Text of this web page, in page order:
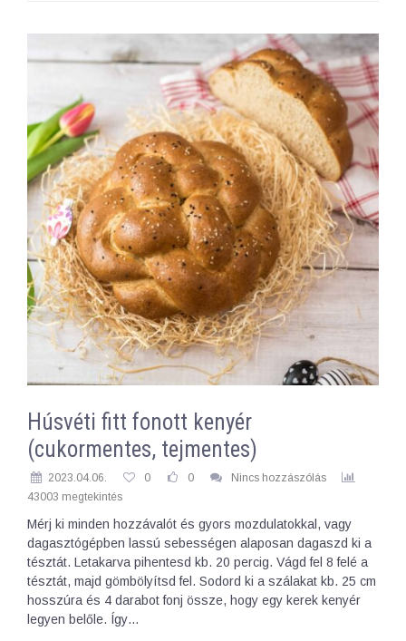
Húsvéti fitt fonott kenyér
(cukormentes, tejmentes)
2023.04.06. 0 0
Nincs hozzászólás
43003 megtekintés
Mérj ki minden hozzávalót és gyors mozdulatokkal, vagy
dagasztógépben lassú sebességen alaposan dagaszd ki a
tésztát. Letakarva pihentesd kb. 20 percig. Vágd fel 8 felé a
tésztát, majd gömbölyítsd fel. Sodord ki a szálakat kb. 25 cm
hosszúra és 4 darabot fonj össze, hogy egy kerek kenyér
legyen belőle. Így…